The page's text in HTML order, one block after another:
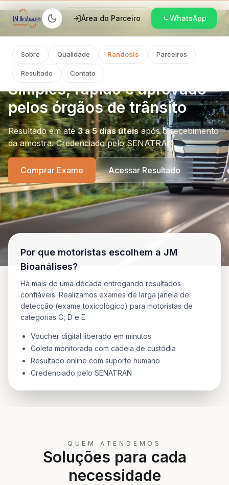
Área do Parceiro WhatsApp
Sobre Qualidade Randosis Parceiros
Resultado Contato
EXAME TOXICOLÓGICO PARA
Simples, rápido e aprovado
pelos órgãos de trânsito
Resultado em até3 a 5 dias úteisapós o recebimento
da amostra. Credenciado pelo SENATRAN.
Comprar Exame Acessar Resultado
Por que motoristas escolhem a JM
Bioanálises?
Há mais de uma década entregando resultados
confiáveis. Realizamos exames de larga janela de
detecção (exame toxicológico) para motoristas de
categorias C, D e E.
Voucher digital liberado em minutos
Coleta monitorada com cadeia de custódia
Resultado online com suporte humano
Credenciado pelo SENATRAN
QUEM ATENDEMOS
Soluções para cada
necessidade